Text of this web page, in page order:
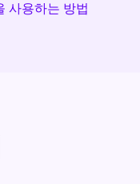
사용하는 방법